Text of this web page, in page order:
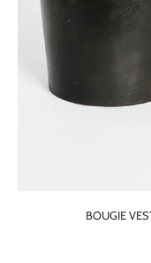
BOUGIE